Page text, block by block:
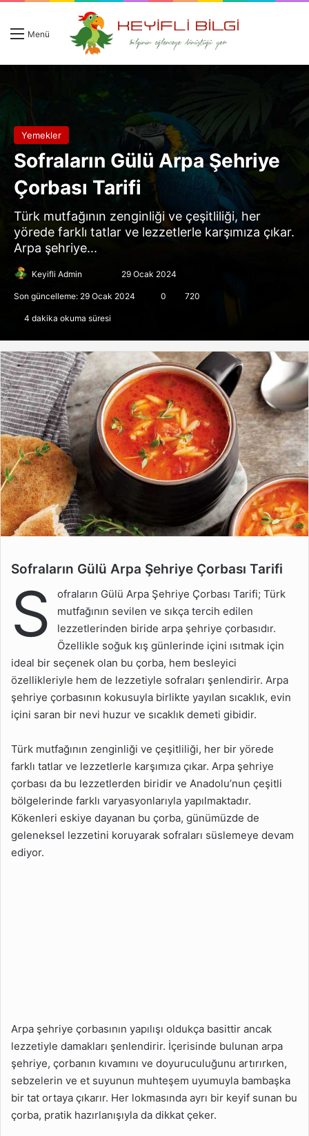
Menü
Yemekler
Sofraların Gülü Arpa Şehriye
Çorbası Tarifi
Türk mutfağının zenginliği ve çeşitliliği, her
yörede farklı tatlar ve lezzetlerle karşımıza çıkar.
Arpa şehriye...
Keyifli Admin
göndermek
29 Ocak 2024
Son güncelleme: 29 Ocak 2024 0 720
4 dakika okuma süresi
Sofraların Gülü Arpa
Arpa Şehriye Çorbası
Malzemeleri
Arpa Şehriye Çorbası
Nasıl Yapılır?
Arpa Şehriye Çorbası İçin
Püf Noktalar
Pratik Arpa Şehriye
Çorbası Nasıl Yapılır?
Sofraların Gülü Arpa Şehriye Çorbası Tarifi
S
ofraların Gülü Arpa Şehriye Çorbası Tarifi; Türk
mutfağının sevilen ve sıkça tercih edilen
lezzetlerinden biride arpa şehriye çorbasıdır.
Özellikle soğuk kış günlerinde içini ısıtmak için
ideal bir seçenek olan bu çorba, hem besleyici
özellikleriyle hem de lezzetiyle sofraları şenlendirir. Arpa
şehriye çorbasının kokusuyla birlikte yayılan sıcaklık, evin
içini saran bir nevi huzur ve sıcaklık demeti gibidir.
Türk mutfağının zenginliği ve çeşitliliği, her bir yörede
farklı tatlar ve lezzetlerle karşımıza çıkar. Arpa şehriye
çorbası da bu lezzetlerden biridir ve Anadolu’nun çeşitli
bölgelerinde farklı varyasyonlarıyla yapılmaktadır.
Kökenleri eskiye dayanan bu çorba, günümüzde de
geleneksel lezzetini koruyarak sofraları süslemeye devam
ediyor.
Arpa şehriye çorbasının yapılışı oldukça basittir ancak
lezzetiyle damakları şenlendirir. İçerisinde bulunan arpa
şehriye, çorbanın kıvamını ve doyuruculuğunu artırırken,
sebzelerin ve et suyunun muhteşem uyumuyla bambaşka
bir tat ortaya çıkarır. Her lokmasında ayrı bir keyif sunan bu
çorba, pratik hazırlanışıyla da dikkat çeker.